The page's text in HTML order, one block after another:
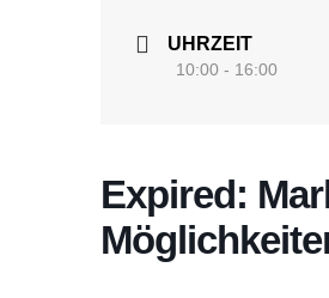
UHRZEIT
10:00 - 16:00
Expi­red: